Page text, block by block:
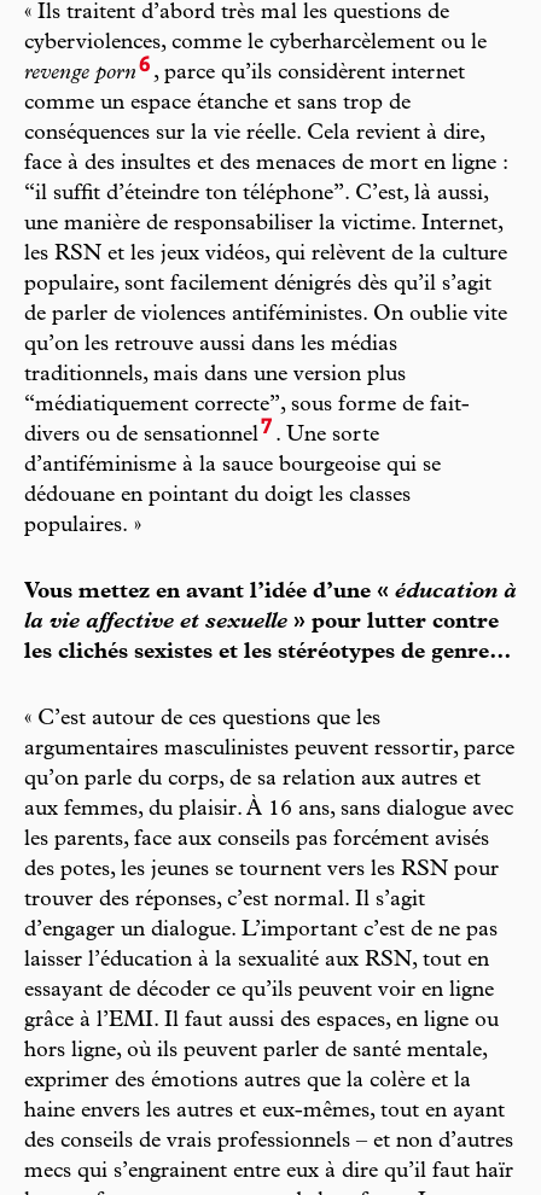
« Ils traitent d’abord très mal les questions de
cyberviolences, comme le cyberharcèlement ou le
revenge porn6 , parce qu’ils considèrent internet
comme un espace étanche et sans trop de
conséquences sur la vie réelle. Cela revient à dire,
face à des insultes et des menaces de mort en ligne :
“il suffit d’éteindre ton téléphone”. C’est, là aussi,
une manière de responsabiliser la victime. Internet,
les RSN et les jeux vidéos, qui relèvent de la culture
populaire, sont facilement dénigrés dès qu’il s’agit
de parler de violences antiféministes. On oublie vite
qu’on les retrouve aussi dans les médias
traditionnels, mais dans une version plus
“médiatiquement correcte”, sous forme de fait-
divers ou de sensationnel7 . Une sorte
d’antiféminisme à la sauce bourgeoise qui se
dédouane en pointant du doigt les classes
populaires. »
Vous mettez en avant l’idée d’une « éducation à
la vie affective et sexuelle » pour lutter contre
les clichés sexistes et les stéréotypes de genre…
« C’est autour de ces questions que les
argumentaires masculinistes peuvent ressortir, parce
qu’on parle du corps, de sa relation aux autres et
aux femmes, du plaisir. À 16 ans, sans dialogue avec
les parents, face aux conseils pas forcément avisés
des potes, les jeunes se tournent vers les RSN pour
trouver des réponses, c’est normal. Il s’agit
d’engager un dialogue. L’important c’est de ne pas
laisser l’éducation à la sexualité aux RSN, tout en
essayant de décoder ce qu’ils peuvent voir en ligne
grâce à l’EMI. Il faut aussi des espaces, en ligne ou
hors ligne, où ils peuvent parler de santé mentale,
exprimer des émotions autres que la colère et la
haine envers les autres et eux-mêmes, tout en ayant
des conseils de vrais professionnels – et non d’autres
mecs qui s’engrainent entre eux à dire qu’il faut haïr